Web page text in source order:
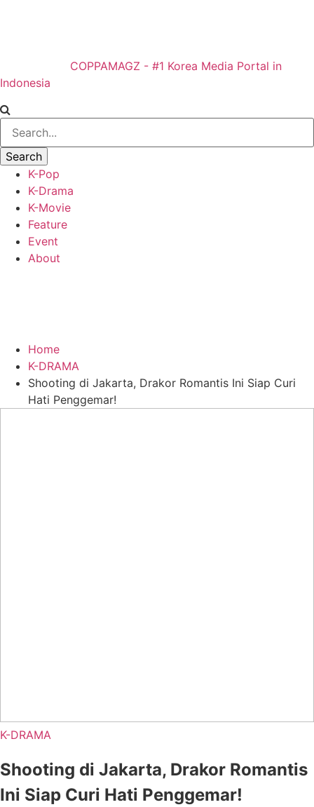
COPPAMAGZ - #1 Korea Media Portal in
Indonesia
K-Pop
K-Drama
K-Movie
Feature
Event
About
Home
K-DRAMA
Shooting di Jakarta, Drakor Romantis Ini Siap Curi
Hati Penggemar!
K-DRAMA
Shooting di Jakarta, Drakor Romantis
Ini Siap Curi Hati Penggemar!